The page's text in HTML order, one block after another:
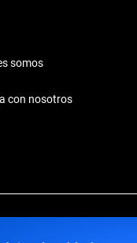
somos
con nosotros